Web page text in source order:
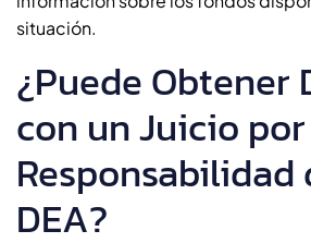
situación.
¿Puede Obtener
con un Juicio por
Responsabilidad
DEA?